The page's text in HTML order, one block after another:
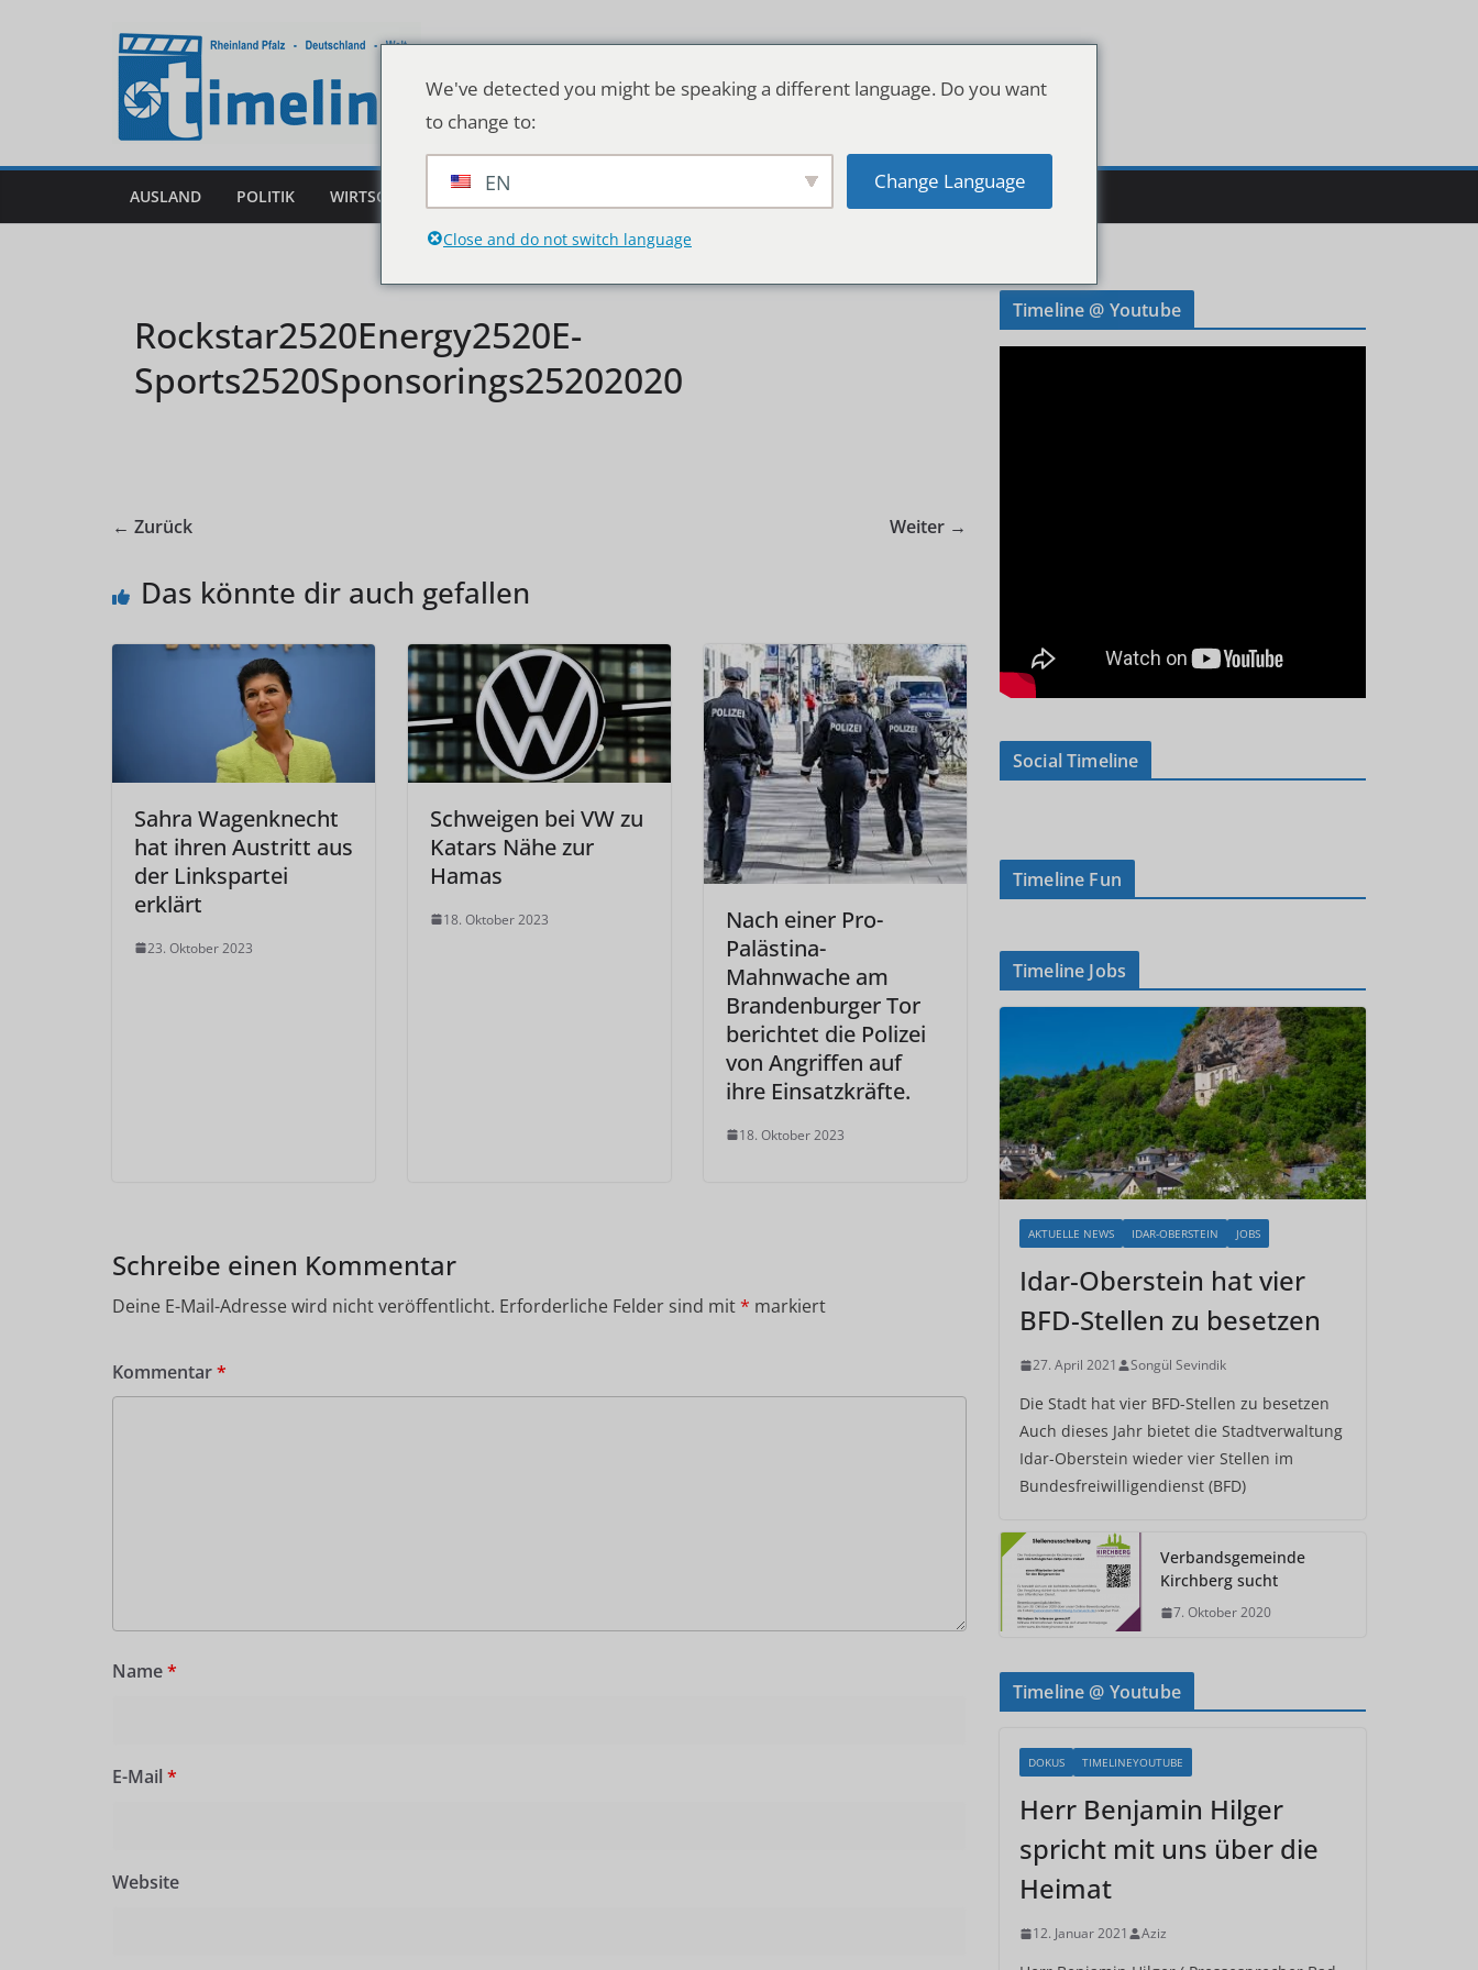
AUSLAND POLITIK WIRTSCHAFT DEUTSCHLAND & WELT
Rockstar2520Energy2520E-
Sports2520Sponsorings25202020
← Zurück Weiter →
Das könnte dir auch gefallen
Sahra Wagenknecht
hat ihren Austritt aus
der Linkspartei
erklärt
23. Oktober 2023
Schweigen bei VW zu
Katars Nähe zur
Hamas
18. Oktober 2023
Nach einer Pro-
Palästina-
Mahnwache am
Brandenburger Tor
berichtet die Polizei
von Angriffen auf
ihre Einsatzkräfte.
18. Oktober 2023
Schreibe einen Kommentar
Deine E-Mail-Adresse wird nicht veröffentlicht. Erforderliche Felder sind mit* markiert
Kommentar*
Name*
E-Mail *
Website
Timeline @ Youtube
Social Timeline
Timeline Fun
Timeline Jobs
AKTUELLE NEWS IDAR-OBERSTEIN JOBS
Idar-Oberstein hat vier
BFD-Stellen zu besetzen
27. April 2021 Songül Sevindik
Die Stadt hat vier BFD-Stellen zu besetzen
Auch dieses Jahr bietet die Stadtverwaltung
Idar-Oberstein wieder vier Stellen im
Bundesfreiwilligendienst (BFD)
Verbandsgemeinde
Kirchberg sucht
7. Oktober 2020
Timeline @ Youtube
DOKUS TIMELINEYOUTUBE
Herr Benjamin Hilger
spricht mit uns über die
Heimat
12. Januar 2021 Aziz
We've detected you might be speaking a different language. Do you want
to change to:
EN Change Language
Close and do not switch language